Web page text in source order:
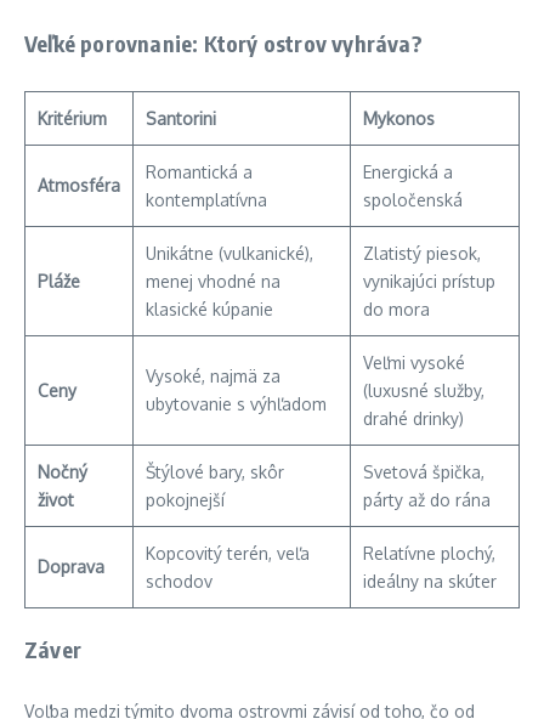
Veľké porovnanie: Ktorý ostrov vyhráva?
Kritérium Santorini Mykonos
Atmosféra
Romantická a
kontemplatívna
Energická a
spoločenská
Pláže
Unikátne (vulkanické),
menej vhodné na
klasické kúpanie
Zlatistý piesok,
vynikajúci prístup
do mora
Ceny
Vysoké, najmä za
ubytovanie s výhľadom
Veľmi vysoké
(luxusné služby,
drahé drinky)
Nočný
život
Štýlové bary, skôr
pokojnejší
Svetová špička,
párty až do rána
Doprava
Kopcovitý terén, veľa
schodov
Relatívne plochý,
ideálny na skúter
Záver
Voľba medzi týmito dvoma ostrovmi závisí od toho, čo od